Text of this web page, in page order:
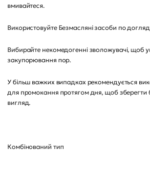
вмивайтеся.
Використовуйте Безмасляні засоби по
Вибирайте некомедогенні зволожувачі, щоб
закупорювання пор.
У більш важких випадках рекомендується
для промокання протягом дня, щоб зберегти
вигляд.
Комбінований тип